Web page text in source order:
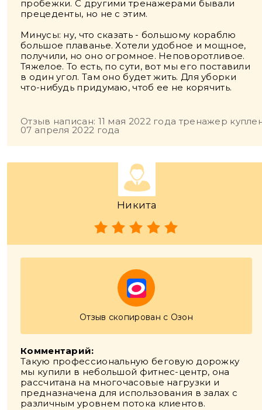
пробежки. С другими тренажерами бывали
прецеденты, но не с этим.
Минусы: ну, что сказать - большому кораблю
большое плаванье. Хотели удобное и мощное,
получили, но оно огромное. Неповоротливое.
Тяжелое. То есть, по сути, вот мы его поставили
в один угол. Там оно будет жить. Для уборки
что-нибудь придумаю, чтоб ее не корячить.
Отзыв написан: 11 мая 2022 года тренажер
07 апреля 2022 года
Никита
Отзыв скопирован с Озон
Комментарий:
Такую профессиональную беговую дорожку
мы купили в небольшой фитнес-центр, она
рассчитана на многочасовые нагрузки и
предназначена для использования в залах с
различным уровнем потока клиентов.